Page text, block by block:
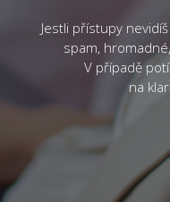
Jestli přístupy
spam,
V případě
na